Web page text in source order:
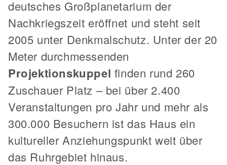
deutsches Großplanetarium der
Nachkriegszeit eröffnet und steht seit
2005 unter Denkmalschutz. Unter der 20
Meter durchmessenden
Projektionskuppel finden rund 260
Zuschauer Platz – bei über 2.400
Veranstaltungen pro Jahr und mehr als
300.000 Besuchern ist das Haus ein
kultureller Anziehungspunkt weit über
das Ruhrgebiet hinaus.